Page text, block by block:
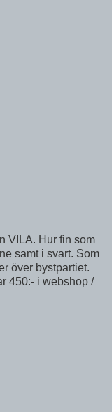
VILA. Hur fin som
samt i svart. Som
över bystpartiet.
450:- i webshop /